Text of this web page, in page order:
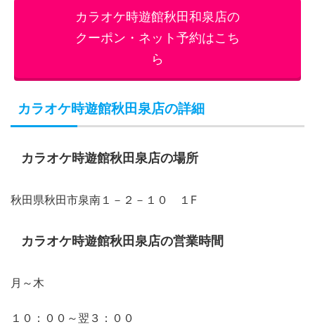
カラオケ時遊館秋田和泉店の
クーポン・ネット予約はこち
ら
カラオケ時遊館秋田泉店の詳細
カラオケ時遊館秋田泉店の場所
秋田県秋田市泉南１－２－１０ １F
カラオケ時遊館秋田泉店の営業時間
月～木
１０：００～翌３：００